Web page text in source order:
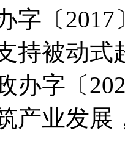
字〔
持被动式
办字〔
产业发展